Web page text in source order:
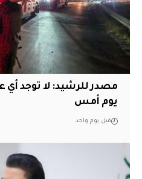
مصدر للرشيد: لا توجد أي
يوم أمس
قبل يوم واحد